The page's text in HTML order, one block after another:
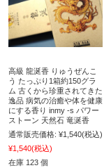
高級 龍涎香 りゅうぜんこ
う たっぷり1箱約150グラ
ム 古くから珍重されてきた
逸品 病気の治癒や体を健康
にする香り inmy -s パワー
ストーン 天然石 竜涎香
通常販売価格: ¥1,540(税込)
¥1,540(税込)
在庫 123 個